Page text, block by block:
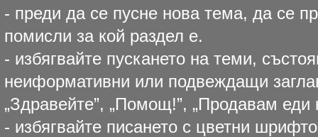
- преди да се пусне нова тема, да се
помисли за кой раздел е.
- избягвайте пускането на теми,
неиформативни или подвеждащи
„Здравейте”, „Помощ!”, „Продавам еди
- избягвайте писането с цветни